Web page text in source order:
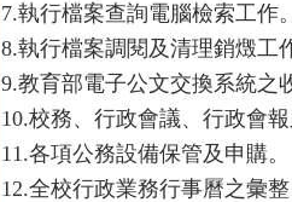
7.執行檔案查詢電腦檢索工作。
8.執行檔案調閱及清理銷燬工
9.教育部電子公文交換系統之
10.校務、行政會議、行政會
11.各項公務設備保管及申購。
12.全校行政業務行事曆之彙整